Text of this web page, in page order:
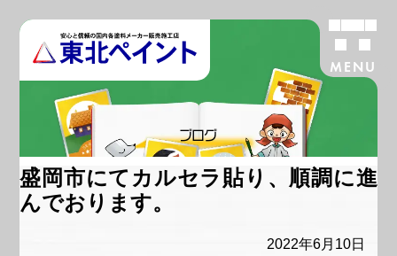
MENU
ブログ
盛岡市にてカルセラ貼り、順調に進
んでおります。
2022年6月10日